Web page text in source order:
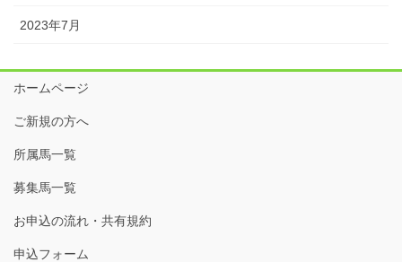
2023年7月
ホームページ
ご新規の方へ
所属馬一覧
募集馬一覧
お申込の流れ・共有規約
申込フォーム